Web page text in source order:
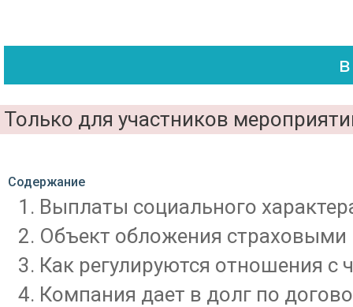
Только для участников
Содержание
Выплаты социального
Объект обложения страховыми
Как регулируются отношения с
Компания дает в долг по